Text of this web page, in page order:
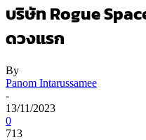
บริษัท Rogue
ดวงแรก
By
Panom Intarussamee
-
13/11/2023
0
713